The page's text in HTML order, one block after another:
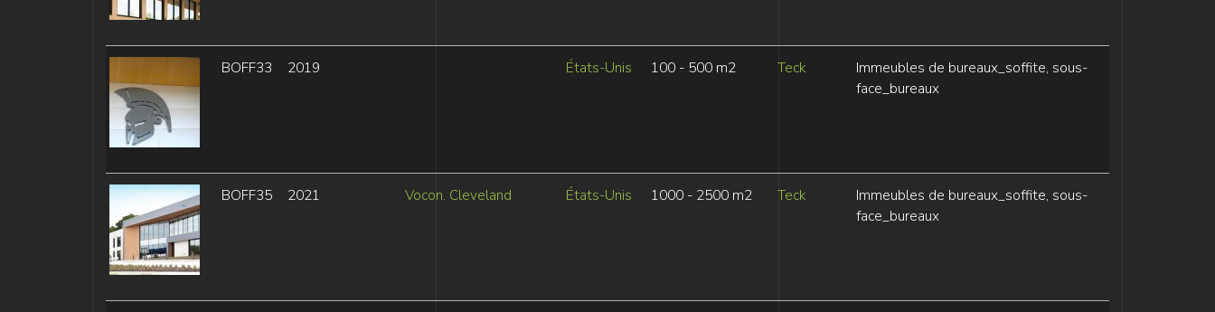
BOFF33 2019 États-Unis 100 - 500 m2 Teck
Immeubles de bureaux_soffite, sous-
face_bureaux
BOFF35 2021 Vocon. Cleveland États-Unis 1000 - 2500 m2 Teck
Immeubles de bureaux_soffite, sous-
face_bureaux